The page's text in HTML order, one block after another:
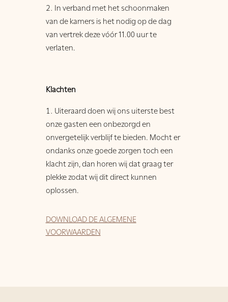
In verband met het schoonmaken
van de kamers is het nodig op de dag
van vertrek deze vóór 11.00 uur te
verlaten.
Klachten
Uiteraard doen wij ons uiterste best
onze gasten een onbezorgd en
onvergetelijk verblijf te bieden. Mocht er
ondanks onze goede zorgen toch een
klacht zijn, dan horen wij dat graag ter
plekke zodat wij dit direct kunnen
oplossen.
DOWNLOAD DE ALGEMENE
VOORWAARDEN